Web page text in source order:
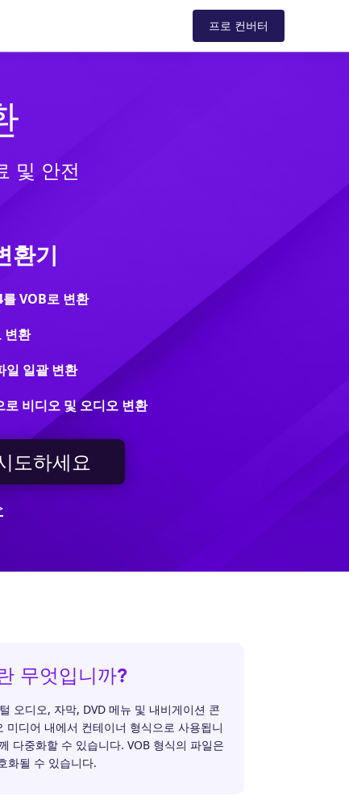
블로그
프로 컨버터
및 안전
환기
VOB로 변환
변환
일 일괄 변환
비디오 및 오디오 변환
도하세요
무엇입니까?
오디오, 자막, DVD 메뉴 및 내비게이션 콘
미디어 내에서 컨테이너 형식으로 사용됩니
다중화할 수 있습니다. VOB 형식의 파일은
화될 수 있습니다.